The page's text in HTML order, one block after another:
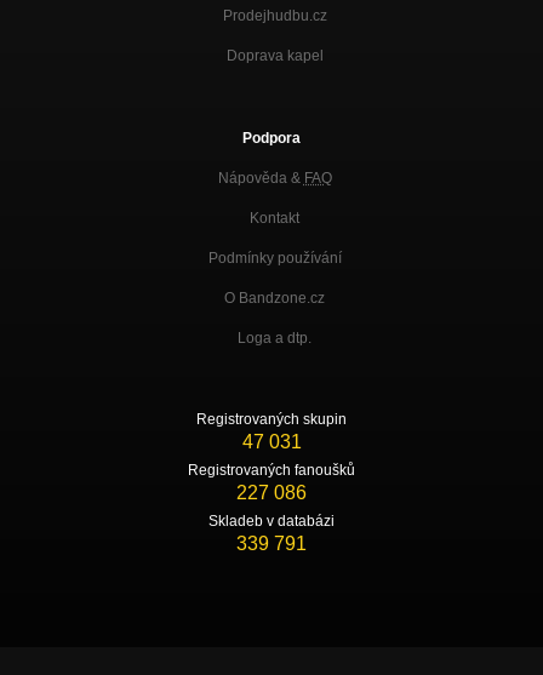
Prodejhudbu.cz
Doprava kapel
Podpora
Nápověda & FAQ
Kontakt
Podmínky používání
O Bandzone.cz
Loga a dtp.
Registrovaných skupin
47 031
Registrovaných fanoušků
227 086
Skladeb v databázi
339 791